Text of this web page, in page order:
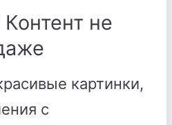
не
картинки,
с